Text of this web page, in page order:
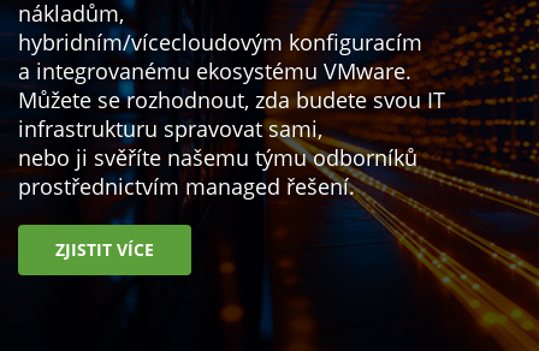
nákladům,
hybridním/vícecloudovým konfiguracím
a integrovanému ekosystému VMware.
Můžete se rozhodnout, zda budete svou IT
infrastrukturu spravovat sami,
nebo ji svěříte našemu týmu odborníků
prostřednictvím managed řešení.
ZJISTIT VÍCE